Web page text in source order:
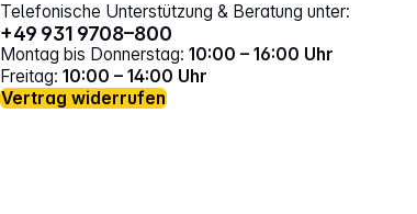
Telefonische Unterstützung & Beratung unter:
+49 931 9708–800
Montag bis Donnerstag: 10:00 – 16:00 Uhr
Freitag: 10:00 – 14:00 Uhr
Vertrag widerrufen